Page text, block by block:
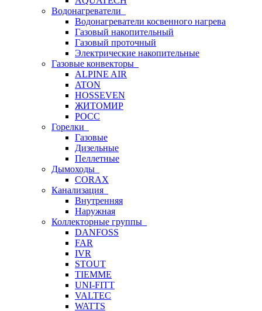
Водонагреватели
Водонагреватели косвенного нагрева
Газовый накопительный
Газовый проточный
Электрические накопительные
Газовые конвекторы
ALPINE AIR
ATON
HOSSEVEN
ЖИТОМИР
РОСС
Горелки
Газовые
Дизельные
Пеллетные
Дымоходы
CORAX
Канализация
Внутренняя
Наружная
Коллекторные группы
DANFOSS
FAR
IVR
STOUT
TIEMME
UNI-FITT
VALTEC
WATTS